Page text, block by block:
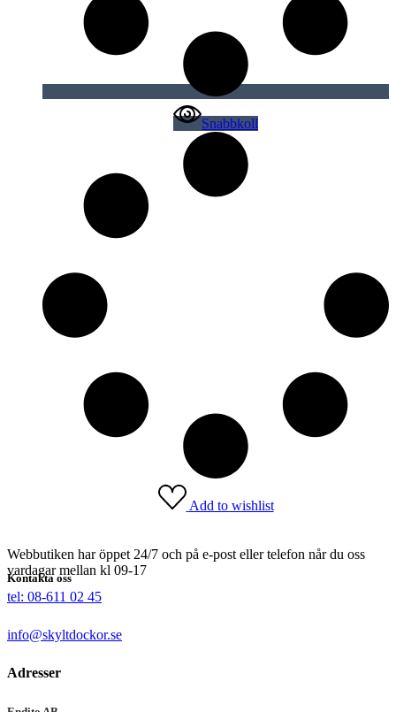
Snabbkoll
Add to wishlist
Webbutiken har öppet 24/7 och på e-post eller telefon når du oss
vardagar mellan kl 09-17
Kontakta oss
tel: 08-611 02 45
info@skyltdockor.se
Adresser